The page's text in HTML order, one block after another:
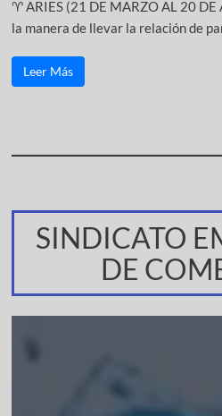
♈ ARIES (21 DE MARZO AL 20
la manera de llevar la relación de
Leer Más
SINDICATO
DE